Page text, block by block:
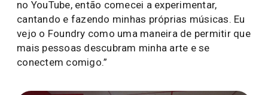
no YouTube, então comecei a experimentar,
cantando e fazendo minhas próprias músicas. Eu
vejo o Foundry como uma maneira de permitir que
mais pessoas descubram minha arte e se
conectem comigo.”